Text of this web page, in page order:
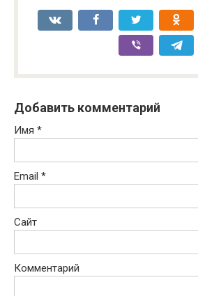
Добавить комментарий
Имя *
Email *
Сайт
Комментарий